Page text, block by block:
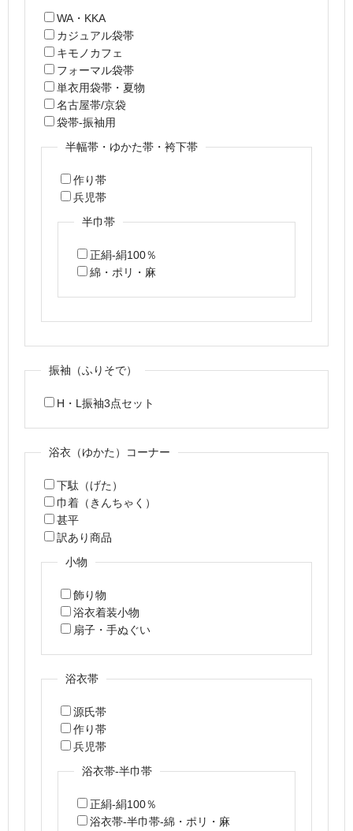
WA・KKA
カジュアル袋帯
キモノカフェ
フォーマル袋帯
単衣用袋帯・夏物
名古屋帯/京袋
袋帯-振袖用
半幅帯・ゆかた帯・袴下帯
作り帯
兵児帯
半巾帯
正絹-絹100％
綿・ポリ・麻
振袖（ふりそで）
H・L振袖3点セット
浴衣（ゆかた）コーナー
下駄（げた）
巾着（きんちゃく）
甚平
訳あり商品
小物
飾り物
浴衣着装小物
扇子・手ぬぐい
浴衣帯
源氏帯
作り帯
兵児帯
浴衣帯-半巾帯
正絹-絹100％
浴衣帯-半巾帯-綿・ポリ・麻